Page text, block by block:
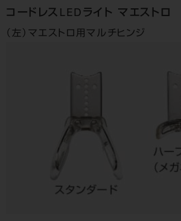
コードレスLEDライト マエストロ
（左）マエストロ用マルチヒンジ